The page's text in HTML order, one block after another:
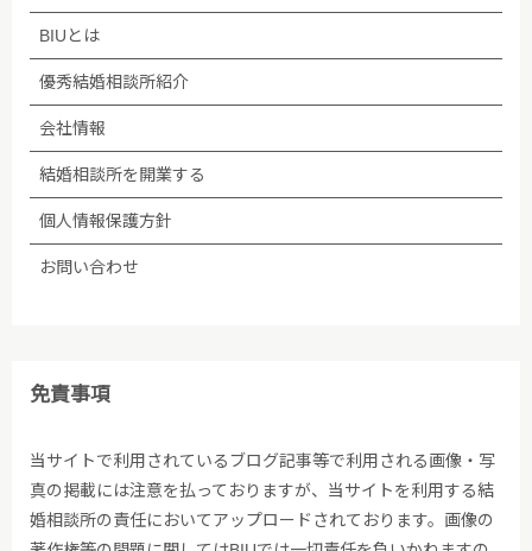
BIUとは
優秀結婚相談所紹介
会社情報
結婚相談所を開業する
個人情報保護方針
お問い合わせ
免責事項
当サイトで利用されているブログ記事等で利用される画像・写
真の掲載には注意を払っておりますが、当サイトを利用する結
婚相談所の責任においてアップロードされております。画像の